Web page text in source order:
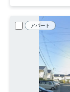
アパート